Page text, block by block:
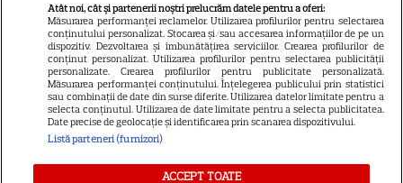
în pădure. Ce spune despre
copiii lui
Atât noi, cât și partenerii noștri prelucrăm datele pentru a oferi:
Măsurarea performanței reclamelor. Utilizarea profilurilor pentru selectarea
conținutului personalizat. Stocarea și/sau accesarea informațiilor de pe un
dispozitiv. Dezvoltarea și îmbunătățirea serviciilor. Crearea profilurilor de
conținut personalizat. Utilizarea profilurilor pentru selectarea publicității
personalizate. Crearea profilurilor pentru publicitate personalizată.
Măsurarea performanței conținutului. Înțelegerea publicului prin statistici
sau combinații de date din surse diferite. Utilizarea datelor limitate pentru a
selecta conținutul. Utilizarea de date limitate pentru a selecta publicitatea.
Date precise de geolocație și identificarea prin scanarea dispozitivului.
Listă parteneri (furnizori)
ACCEPT TOATE